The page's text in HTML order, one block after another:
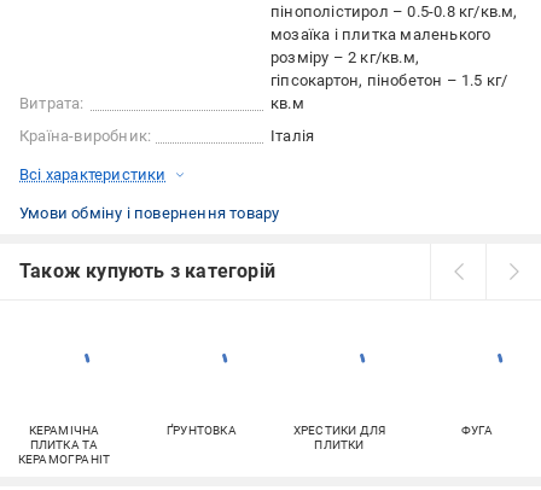
Витрата:
пінополістирол – 0.5-0.8 кг/кв.м
мозаїка і плитка маленького
розміру – 2 кг/кв.м
гіпсокартон, пінобетон – 1.5 кг/
кв.м
Країна-виробник:
Італія
Всі характеристики
Умови обміну і повернення товару
Також купують з категорій
КЕРАМІЧНА
ПЛИТКА ТА
КЕРАМОГРАНІТ
ҐРУНТОВКА
ХРЕСТИКИ ДЛЯ
ПЛИТКИ
ФУГА